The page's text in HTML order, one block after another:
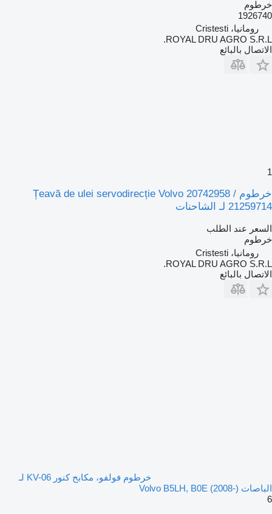
خرطوم
1926740
رومانيا، Cristesti
ROYAL DRU AGRO S.R.L.
الاتصال بالبائع
1
خرطوم Țeavă de ulei servodirecție Volvo 20742958 /
21259714 لـ الشاحنات
السعر عند الطلب
خرطوم
رومانيا، Cristesti
ROYAL DRU AGRO S.R.L.
الاتصال بالبائع
خرطوم فولفو، مكابح كنور KV-06 لـ
الباصات Volvo B5LH, B0E (2008-)
6